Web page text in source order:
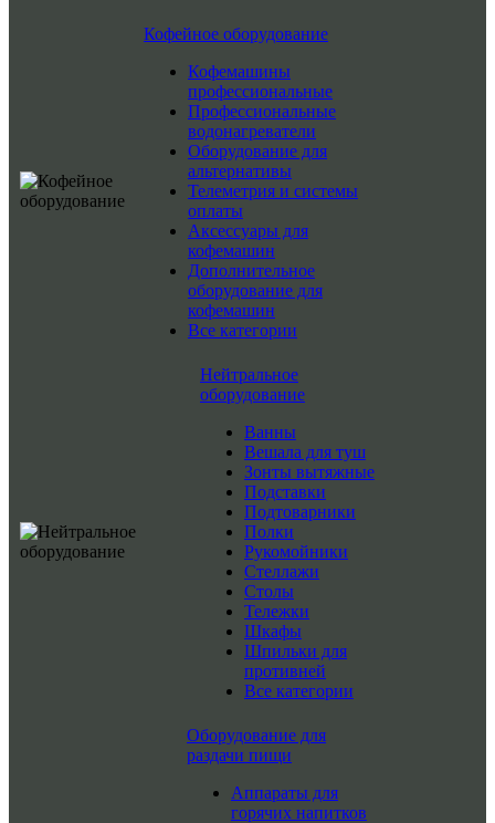
Кофейное оборудование
Кофемашины
профессиональные
Профессиональные
водонагреватели
Оборудование для
альтернативы
Телеметрия и системы
оплаты
Аксессуары для
кофемашин
Дополнительное
оборудование для
кофемашин
Все категории
Нейтральное
оборудование
Ванны
Вешала для туш
Зонты вытяжные
Подставки
Подтоварники
Полки
Рукомойники
Стеллажи
Столы
Тележки
Шкафы
Шпильки для
противней
Все категории
Оборудование для
раздачи пищи
Аппараты для
горячих напитков